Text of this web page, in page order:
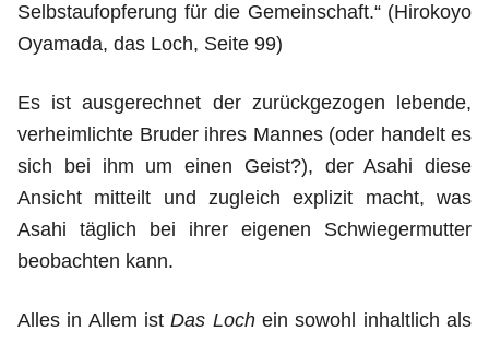
Selbstaufopferung für die Gemeinschaft.“ (Hirokoyo
Oyamada, das Loch, Seite 99)
Es ist ausgerechnet der zurückgezogen lebende,
verheimlichte Bruder ihres Mannes (oder handelt es
sich bei ihm um einen Geist?), der Asahi diese
Ansicht mitteilt und zugleich explizit macht, was
Asahi täglich bei ihrer eigenen Schwiegermutter
beobachten kann.
Alles in Allem istDas Lochein sowohl inhaltlich als